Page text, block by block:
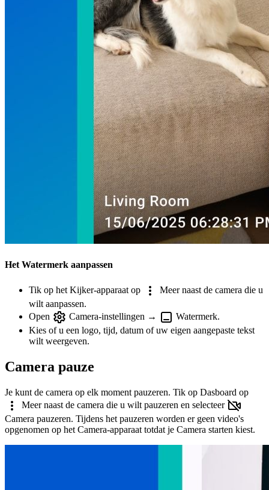
Het Watermerk aanpassen
Tik op het Kijker-apparaat op
Meer naast de camera die u
wilt aanpassen.
Open
Camera-instellingen →
Watermerk.
Kies of u een logo, tijd, datum of uw eigen aangepaste tekst
wilt weergeven.
Camera pauze
Je kunt de camera op elk moment pauzeren. Tik op Dasboard op
Meer naast de camera die u wilt pauzeren en selecteer
Camera pauzeren. Tijdens het pauzeren worden er geen video's
opgenomen op het Camera-apparaat totdat je Camera starten kiest.